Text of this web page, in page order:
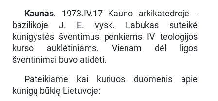
Kaunas. 1973.IV.17 Kauno arkikatedroje -
bazilikoje J. E. vysk. Labukas suteikė
kunigystės šventimus penkiems IV teologijos
kurso auklėtiniams. Vienam dėl ligos
šventinimai buvo atidėti.
Pateikiame kai kuriuos duomenis apie
kunigų būklę Lietuvoje: